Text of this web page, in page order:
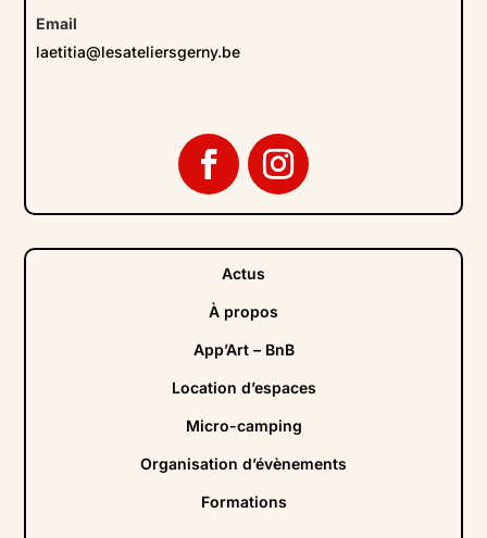
Email
laetitia@lesateliersgerny.be
Actus
À propos
App’Art – BnB
Location d’espaces
Micro-camping
Organisation d’évènements
Formations